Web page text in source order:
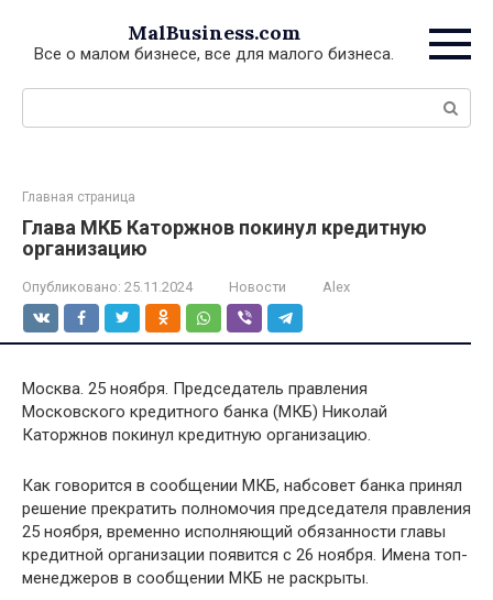
контенту
MalBusiness.com
Все о малом бизнесе, все для малого бизнеса.
Поиск:
Главная страница
Глава МКБ Каторжнов покинул кредитную
организацию
Опубликовано: 25.11.2024 Новости Alex
Москва. 25 ноября. Председатель правления
Московского кредитного банка (МКБ) Николай
Каторжнов покинул кредитную организацию.
Как говорится в сообщении МКБ, набсовет банка принял
решение прекратить полномочия председателя правления
25 ноября, временно исполняющий обязанности главы
кредитной организации появится с 26 ноября. Имена топ-
менеджеров в сообщении МКБ не раскрыты.